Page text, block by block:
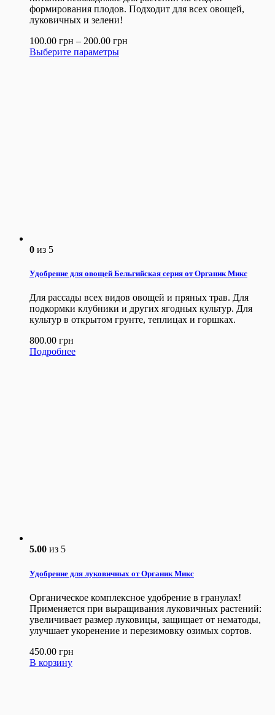
формирования плодов. Подходит для всех овощей,
луковичных и зелени!
100.00 грн – 200.00 грн
Выберите параметры
0 из 5
Удобрение для овощей Бельгийская серия от Органик Микс
Для рассады всех видов овощей и пряных трав. Для
подкормки клубники и других ягодных культур. Для
культур в открытом грунте, теплицах и горшках.
800.00 грн
Подробнее
5.00 из 5
Удобрение для луковичных от Органик Микс
Органическое комплексное удобрение в гранулах!
Применяется при выращивания луковичных растений:
увеличивает размер луковицы, защищает от нематоды,
улучшает укоренение и перезимовку озимых сортов.
450.00 грн
В корзину